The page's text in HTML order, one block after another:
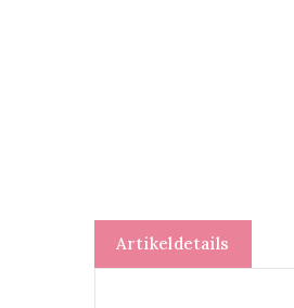
Artikeldetails